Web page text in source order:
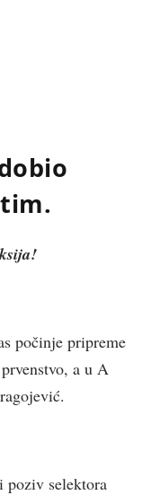
počinje pripreme
a u A
poziv selektora